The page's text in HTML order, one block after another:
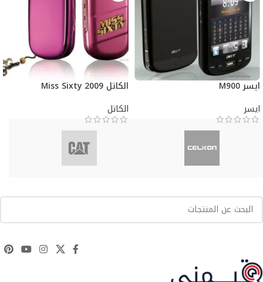
ايسر M900
ايسر
الكاتل Miss Sixty 2009
الكاتل